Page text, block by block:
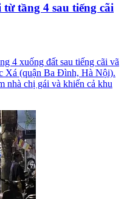
tầng 4 sau tiếng cãi
4 xuống đất sau tiếng cãi vã
Xá (quận Ba Đình, Hà Nội).
nhà chị gái và khiến cả khu